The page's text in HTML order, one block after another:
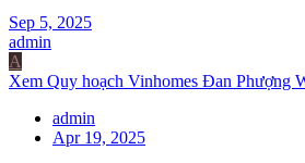
Sep 5, 2025
admin
A
Xem Quy hoạch Vinhomes Đan Phượng
admin
Apr 19, 2025